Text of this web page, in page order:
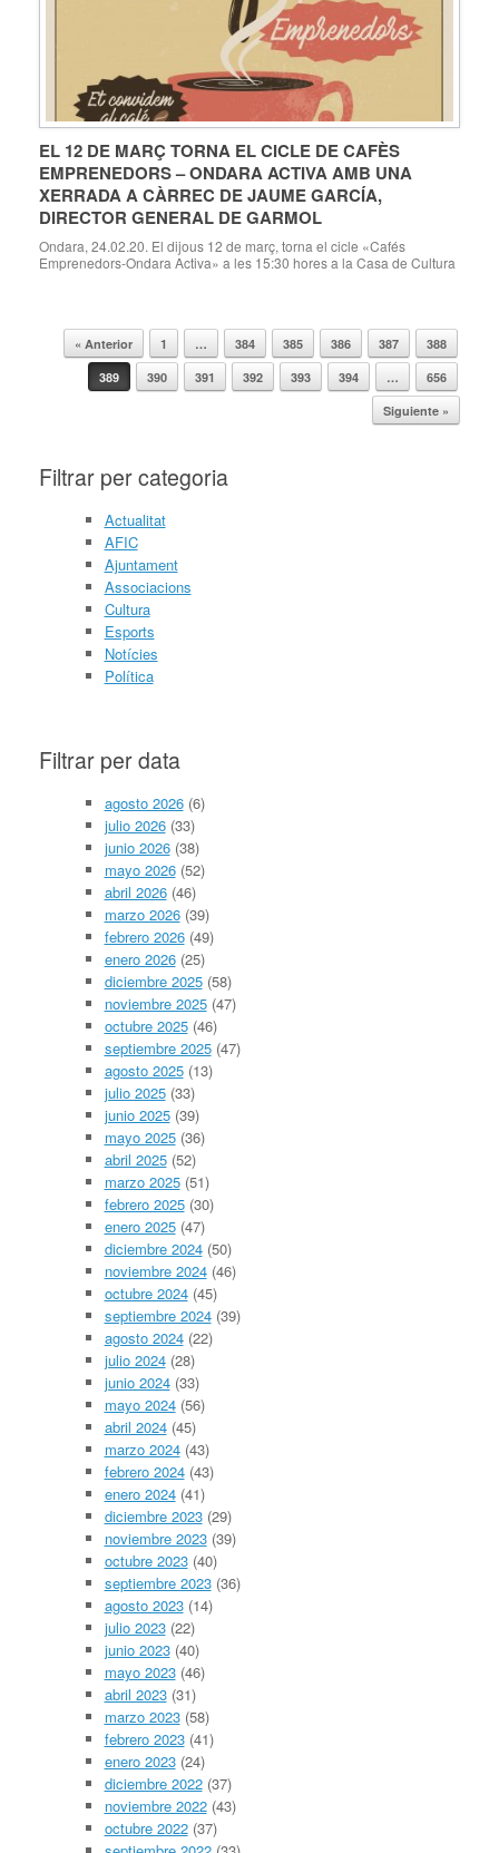
EL 12 DE MARÇ TORNA EL CICLE DE CAFÈS
EMPRENEDORS – ONDARA ACTIVA AMB UNA
XERRADA A CÀRREC DE JAUME GARCÍA,
DIRECTOR GENERAL DE GARMOL
Ondara, 24.02.20. El dijous 12 de març, torna el cicle «Cafés
Emprenedors-Ondara Activa» a les 15:30 hores a la Casa de Cultura
Navegador de artículos
« Anterior 1 … 384 385 386 387
388
389
390 391 392 393 394 …
656
Siguiente »
Filtrar per categoria
Actualitat
AFIC
Ajuntament
Associacions
Cultura
Esports
Notícies
Política
Filtrar per data
agosto 2026(6)
julio 2026(33)
junio 2026(38)
mayo 2026(52)
abril 2026(46)
marzo 2026(39)
febrero 2026(49)
enero 2026(25)
diciembre 2025(58)
noviembre 2025(47)
octubre 2025(46)
septiembre 2025(47)
agosto 2025(13)
julio 2025(33)
junio 2025(39)
mayo 2025(36)
abril 2025(52)
marzo 2025(51)
febrero 2025(30)
enero 2025(47)
diciembre 2024(50)
noviembre 2024(46)
octubre 2024(45)
septiembre 2024(39)
agosto 2024(22)
julio 2024(28)
junio 2024(33)
mayo 2024(56)
abril 2024(45)
marzo 2024(43)
febrero 2024(43)
enero 2024(41)
diciembre 2023(29)
noviembre 2023(39)
octubre 2023(40)
septiembre 2023(36)
agosto 2023(14)
julio 2023(22)
junio 2023(40)
mayo 2023(46)
abril 2023(31)
marzo 2023(58)
febrero 2023(41)
enero 2023(24)
diciembre 2022(37)
noviembre 2022(43)
octubre 2022(37)